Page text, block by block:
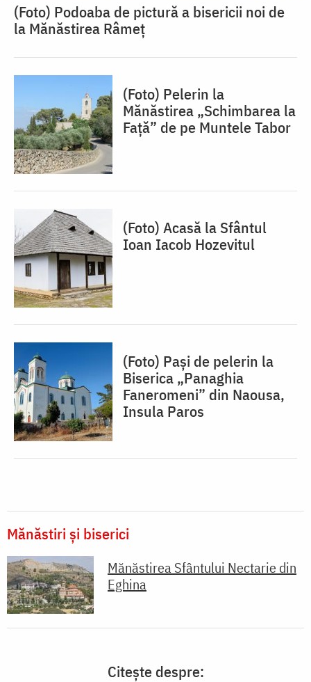
(Foto) Podoaba de pictură a bisericii noi de
la Mănăstirea Râmeț
(Foto) Pelerin la
Mănăstirea „Schimbarea la
Față” de pe Muntele Tabor
(Foto) Acasă la Sfântul
Ioan Iacob Hozevitul
(Foto) Pași de pelerin la
Biserica „Panaghia
Faneromeni” din Naousa,
Insula Paros
Mănăstiri și biserici
Mănăstirea Sfântului Nectarie din
Eghina
Citește despre: